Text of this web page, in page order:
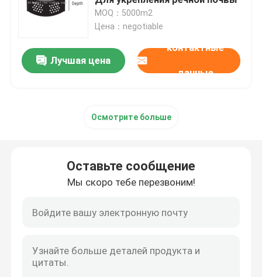
Инулин
Ксилоолигосахарид XOS
Галактикоолигосахарид ГОС
синтетические смолы
MOQ：5000m2
Цена：negotiable
Лучшая цена
контактные
данные
Осмотрите больше
Оставьте сообщение
Мы скоро тебе перезвоним!